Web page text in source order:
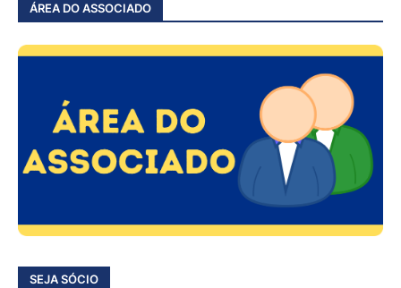
ÁREA DO ASSOCIADO
SEJA SÓCIO